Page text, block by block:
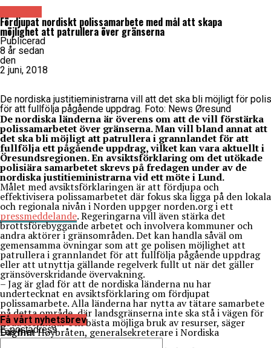
Fördjupat nordiskt polissamarbete med mål att skapa
möjlighet att patrullera över gränserna
Publicerad
8 år sedan
den
2 juni, 2018
De nordiska justitieministrarna vill att det ska bli möjligt för
för att fullfölja pågående uppdrag. Foto: News Øresund
De nordiska länderna är överens om att de vill förstärka
polissamarbetet över gränserna. Man vill bland annat att
det ska bli möjligt att patrullera i grannlandet för att
fullfölja ett pågående uppdrag, vilket kan vara aktuellt i
Öresundsregionen. En avsiktsförklaring om det utökade
polisiära samarbetet skrevs på fredagen under av de
nordiska justitieministrarna vid ett möte i Lund.
Målet med avsiktsförklaringen är att fördjupa och
effektivisera polissamarbetet där fokus ska ligga på den lokala
och regionala nivån i Norden uppger norden.org i ett
pressmeddelande. Regeringarna vill även stärka det
brottsförebyggande arbetet och involvera kommuner och
andra aktörer i gränsområden. Det kan handla såväl om
gemensamma övningar som att ge polisen möjlighet att
patrullera i grannlandet för att fullfölja pågående uppdrag
eller att utnyttja gällande regelverk fullt ut när det gäller
gränsöverskridande övervakning.
– Jag är glad för att de nordiska länderna nu har
undertecknat en avsiktsförklaring om fördjupat
polissamarbete. Alla länderna har nytta av tätare samarbete
på detta område, där landsgränserna inte ska stå i vägen för
goda lösningar och bästa möjliga bruk av resurser, säger
Dagfinn Høybråten, generalsekreterare i Nordiska
ministerrådet, i enkommentar.
Läs mer
Få vårt nyhetsbrev
E-postadress